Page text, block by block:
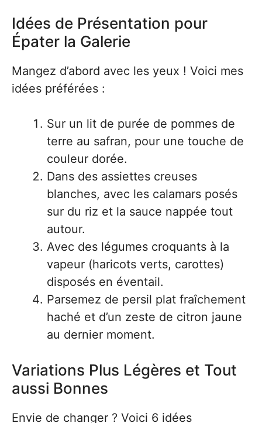
Idées de Présentation pour
Épater la Galerie
Mangez d’abord avec les yeux ! Voici mes
idées préférées :
Sur un lit de purée de pommes de
terre au safran, pour une touche de
couleur dorée.
Dans des assiettes creuses
blanches, avec les calamars posés
sur du riz et la sauce nappée tout
autour.
Avec des légumes croquants à la
vapeur (haricots verts, carottes)
disposés en éventail.
Parsemez de persil plat fraîchement
haché et d’un zeste de citron jaune
au dernier moment.
Variations Plus Légères et Tout
aussi Bonnes
Envie de changer ? Voici 6 idées